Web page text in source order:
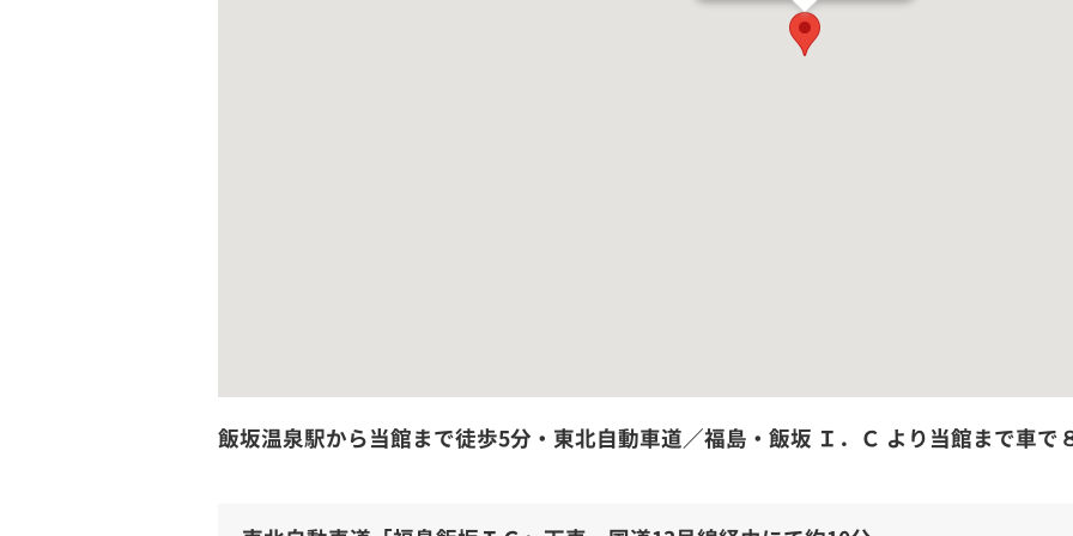
飯坂温泉駅から当館まで徒歩5分・東北自動車道／福島・飯坂 Ｉ．Ｃ より当館まで車で